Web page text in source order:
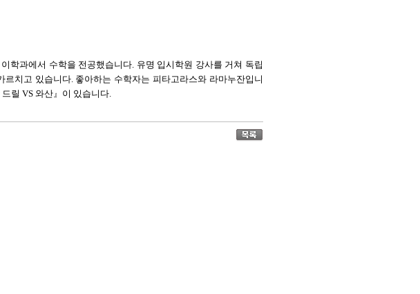
학과에서 수학을 전공했습니다. 유명 입시학원 강사를 거쳐 독립
치고 있습니다. 좋아하는 수학자는 피타고라스와 라마누잔입니
릴 VS 와산』이 있습니다.